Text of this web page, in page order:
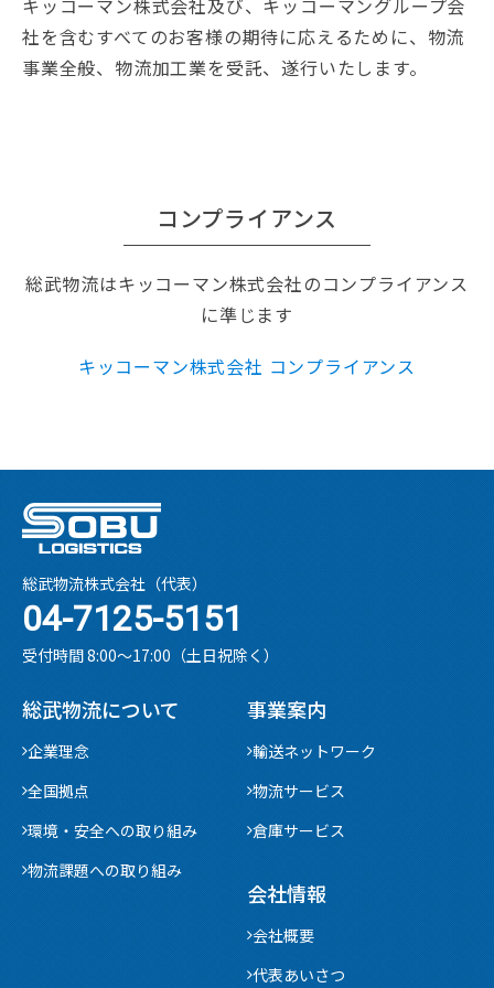
社を含むすべてのお客様の期待に応えるために、物流
事業全般、物流加工業を受託、遂行いたします。
コンプライアンス
総武物流はキッコーマン株式会社のコンプライアンス
に準じます
キッコーマン株式会社 コンプライアンス
総武物流株式会社（代表）
04-7125-5151
受付時間 8:00〜17:00（土日祝除く）
総武物流について
企業理念
全国拠点
環境・安全への取り組み
物流課題への取り組み
事業案内
輸送ネットワーク
物流サービス
倉庫サービス
会社情報
会社概要
代表あいさつ